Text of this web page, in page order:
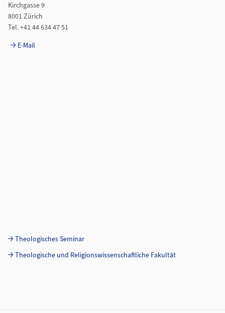
Kirchgasse 9
8001 Zürich
Tel. +41 44 634 47 51
E-Mail
Theologisches Seminar
Theologische und Religionswissenschaftliche Fakultät